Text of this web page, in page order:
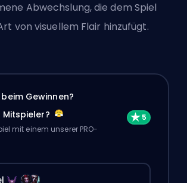
Abwechslung, die dem Spiel
von visuellem Flair hinzufügt.
Gewinnen?
mit einem unserer PRO-